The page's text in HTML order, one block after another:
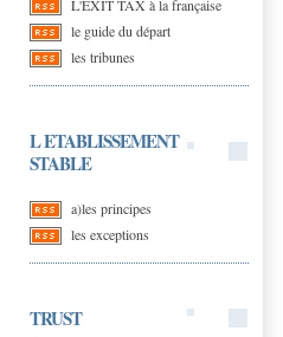
L'EXIT TAX à la française
le guide du départ
les tribunes
L ETABLISSEMENT
STABLE
a)les principes
les exceptions
TRUST